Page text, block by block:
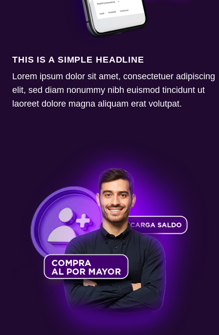
THIS IS A SIMPLE HEADLINE
Lorem ipsum dolor sit amet, consectetuer adipiscing
elit, sed diam nonummy nibh euismod tincidunt ut
laoreet dolore magna aliquam erat volutpat.